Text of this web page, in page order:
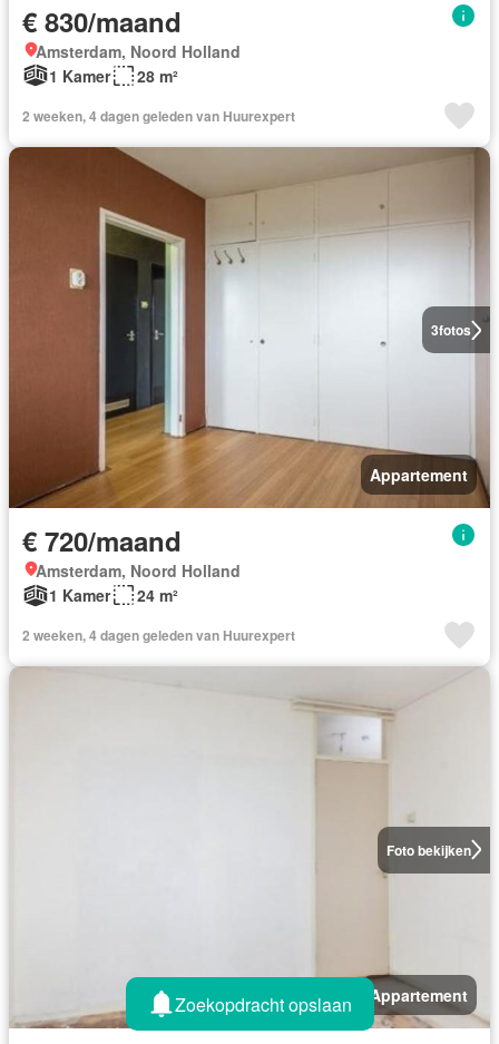
€ 830/maand
Amsterdam, Noord Holland
1 Kamer
28 m²
2 weeken, 4 dagen geleden van Huurexpert
3fotos
Appartement
€ 720/maand
Amsterdam, Noord Holland
1 Kamer
24 m²
2 weeken, 4 dagen geleden van Huurexpert
Foto bekijken
Appartement
Zoekopdracht opslaan